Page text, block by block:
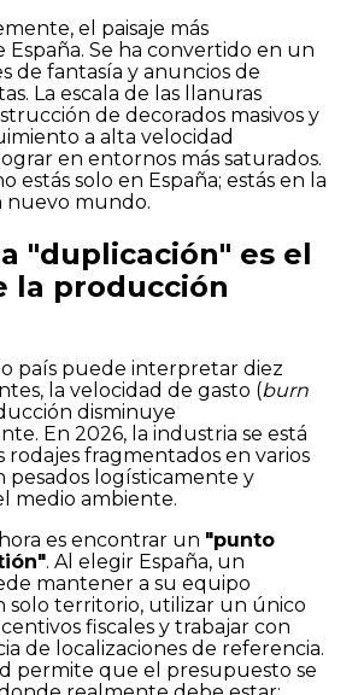
el paisaje más
España. Se ha convertido en un
de fantasía y anuncios de
La escala de las llanuras
de decorados masivos y
a alta velocidad
en entornos más saturados.
estás solo en España; estás en la
mundo.
"duplicación" es el
la producción
país puede interpretar diez
la velocidad de gasto (burn
disminuye
En 2026, la industria se está
rodajes fragmentados en varios
pesados logísticamente y
medio ambiente.
es encontrar un "punto
. Al elegir España, un
mantener a su equipo
solo territorio, utilizar un único
fiscales y trabajar con
de localizaciones de referencia.
permite que el presupuesto se